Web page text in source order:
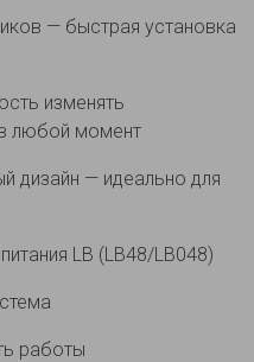
— быстрая установка
изменять
любой момент
дизайн — идеально для
LB (LB48/LB048)
работы